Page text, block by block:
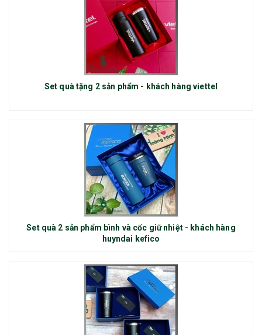
Set quà tặng 2 sản phẩm - khách hàng viettel
Set quà 2 sản phẩm bình và cốc giữ nhiệt - khách hàng
huyndai kefico